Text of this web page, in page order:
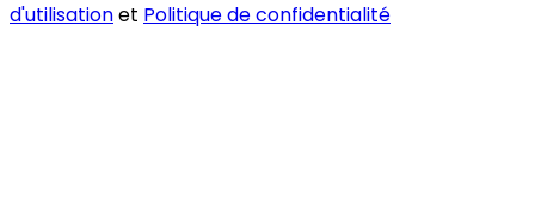
d'utilisationet Politique de confidentialité